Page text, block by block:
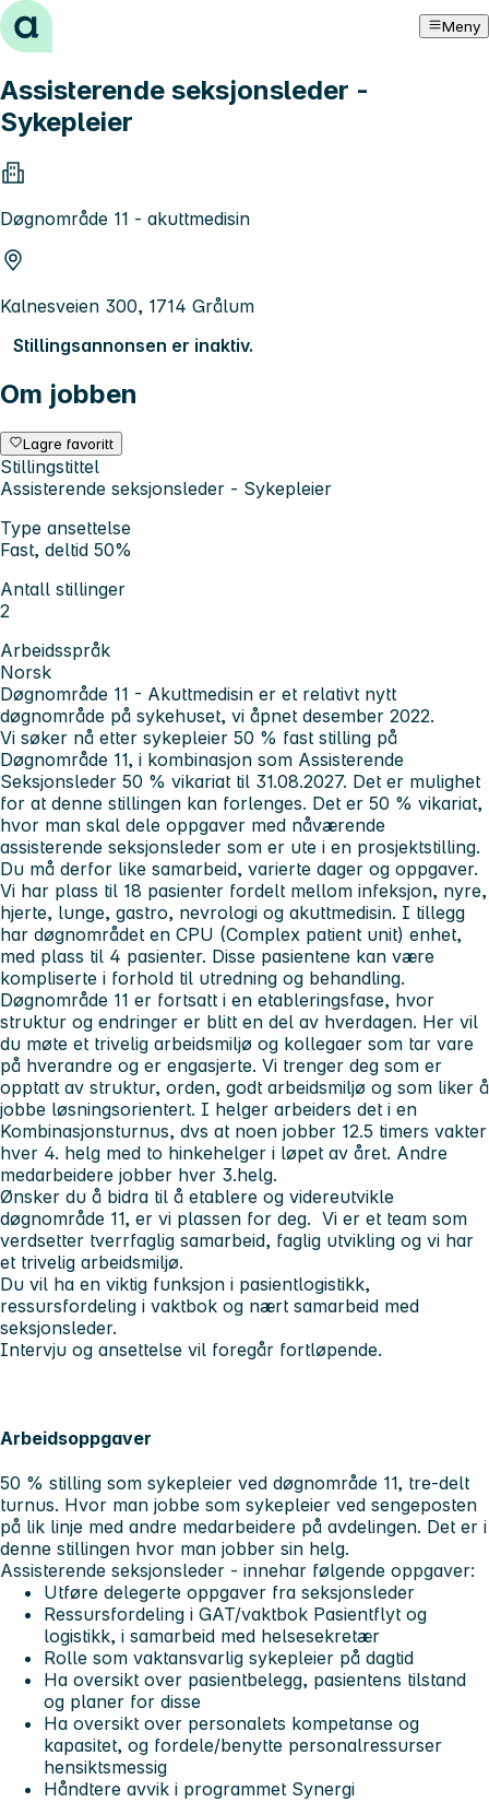
Hopp til innhold Meny
Assisterende seksjonsleder -
Sykepleier
Døgnområde 11 - akuttmedisin
Kalnesveien 300, 1714 Grålum
Stillingsannonsen er inaktiv.
Om jobben
Lagre favoritt
Stillingstittel
Assisterende seksjonsleder - Sykepleier
Type ansettelse
Fast, deltid 50%
Antall stillinger
2
Arbeidsspråk
Norsk
Døgnområde 11 - Akuttmedisin er et relativt nytt
døgnområde på sykehuset, vi åpnet desember 2022.
Vi søker nå etter sykepleier 50 % fast stilling på
Døgnområde 11, i kombinasjon som Assisterende
Seksjonsleder 50 % vikariat til 31.08.2027. Det er mulighet
for at denne stillingen kan forlenges. Det er 50 % vikariat,
hvor man skal dele oppgaver med nåværende
assisterende seksjonsleder som er ute i en prosjektstilling.
Du må derfor like samarbeid, varierte dager og oppgaver.
Vi har plass til 18 pasienter fordelt mellom infeksjon, nyre,
hjerte, lunge, gastro, nevrologi og akuttmedisin. I tillegg
har døgnområdet en CPU (Complex patient unit) enhet,
med plass til 4 pasienter. Disse pasientene kan være
kompliserte i forhold til utredning og behandling.
Døgnområde 11 er fortsatt i en etableringsfase, hvor
struktur og endringer er blitt en del av hverdagen. Her vil
du møte et trivelig arbeidsmiljø og kollegaer som tar vare
på hverandre og er engasjerte. Vi trenger deg som er
opptatt av struktur, orden, godt arbeidsmiljø og som liker å
jobbe løsningsorientert. I helger arbeiders det i en
Kombinasjonsturnus, dvs at noen jobber 12.5 timers vakter
hver 4. helg med to hinkehelger i løpet av året. Andre
medarbeidere jobber hver 3.helg.
Ønsker du å bidra til å etablere og videreutvikle
døgnområde 11, er vi plassen for deg. Vi er et team som
verdsetter tverrfaglig samarbeid, faglig utvikling og vi har
et trivelig arbeidsmiljø.
Du vil ha en viktig funksjon i pasientlogistikk,
ressursfordeling i vaktbok og nært samarbeid med
seksjonsleder.
Intervju og ansettelse vil foregår fortløpende.
Arbeidsoppgaver
50 % stilling som sykepleier ved døgnområde 11, tre-delt
turnus. Hvor man jobbe som sykepleier ved sengeposten
på lik linje med andre medarbeidere på avdelingen. Det er i
denne stillingen hvor man jobber sin helg.
Assisterende seksjonsleder - innehar følgende oppgaver:
Utføre delegerte oppgaver fra seksjonsleder
Ressursfordeling i GAT/vaktbok Pasientflyt og
logistikk, i samarbeid med helsesekretær
Rolle som vaktansvarlig sykepleier på dagtid
Ha oversikt over pasientbelegg, pasientens tilstand
og planer for disse
Ha oversikt over personalets kompetanse og
kapasitet, og fordele/benytte personalressurser
hensiktsmessig
Håndtere avvik i programmet Synergi